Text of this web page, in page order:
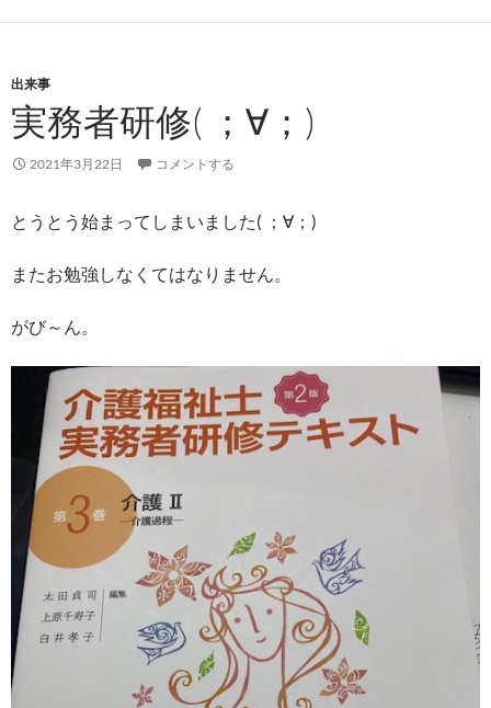
出来事
実務者研修( ；∀；)
2021年3月22日 コメントする
とうとう始まってしまいました( ；∀；)
またお勉強しなくてはなりません。
がび～ん。